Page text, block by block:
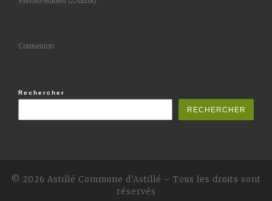
Connexion
Rechercher
RECHERCHER
© 2026 Astillé Commune d'Astillé – Tous les droits sont
réservés